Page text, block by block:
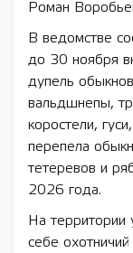
Роман
В ведомстве
до 30 ноября
дупель
вальдшнепы,
коростели,
перепела
тетеревов и
2026 года.
На территории
себе